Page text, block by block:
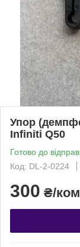
Упор
Infiniti Q50
Готово до
Код: DL-2-0224
300 ₴/